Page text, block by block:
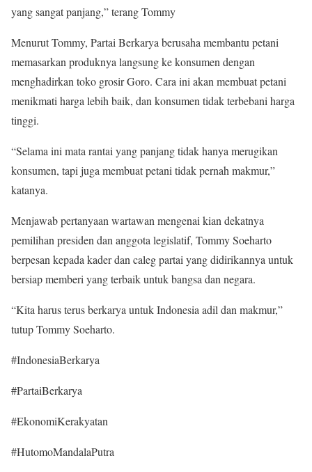
yang sangat panjang,” terang Tommy
Menurut Tommy, Partai Berkarya berusaha membantu petani
memasarkan produknya langsung ke konsumen dengan
menghadirkan toko grosir Goro. Cara ini akan membuat petani
menikmati harga lebih baik, dan konsumen tidak terbebani harga
tinggi.
“Selama ini mata rantai yang panjang tidak hanya merugikan
konsumen, tapi juga membuat petani tidak pernah makmur,”
katanya.
Menjawab pertanyaan wartawan mengenai kian dekatnya
pemilihan presiden dan anggota legislatif, Tommy Soeharto
berpesan kepada kader dan caleg partai yang didirikannya untuk
bersiap memberi yang terbaik untuk bangsa dan negara.
“Kita harus terus berkarya untuk Indonesia adil dan makmur,”
tutup Tommy Soeharto.
#IndonesiaBerkarya
#PartaiBerkarya
#EkonomiKerakyatan
#HutomoMandalaPutra